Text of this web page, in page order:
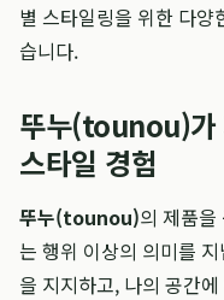
별 스타일링을 위한 다
습니다.
뚜누(tounou)가
스타일 경험
뚜누(tounou)의 제품
는 행위 이상의 의미를
을 지지하고, 나의 공간